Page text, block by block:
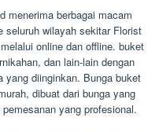
menerima berbagai macam
seluruh wilayah sekitar Florist
online dan offline. buket
dan lain-lain dengan
yang diinginkan. Bunga buket
dibuat dari bunga yang
yang profesional.